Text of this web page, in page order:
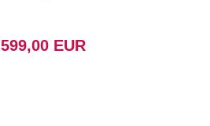
599,00 EUR